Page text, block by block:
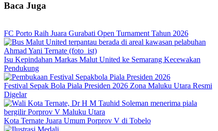
Baca Juga
FC Porto Raih Juara Gurabati Open Turnament Tahun 2026
Isu Kepindahan Markas Malut United ke Semarang Kecewakan
Pendukung
Festival Sepak Bola Piala Presiden 2026 Zona Maluku Utara Resmi
Digelar
Kota Ternate Juara Umum Porprov V di Tobelo